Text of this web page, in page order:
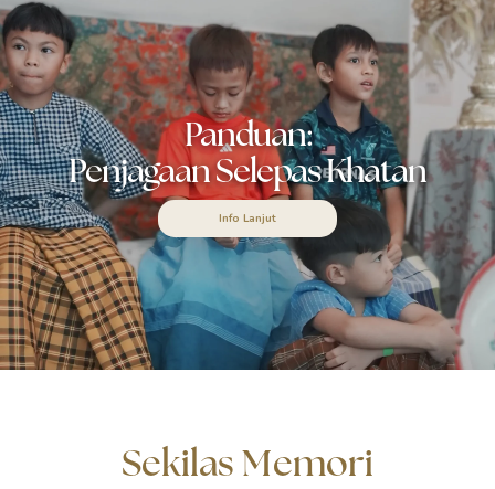
Panduan:
Penjagaan Selepas Khatan
Info Lanjut
Sekilas Memori